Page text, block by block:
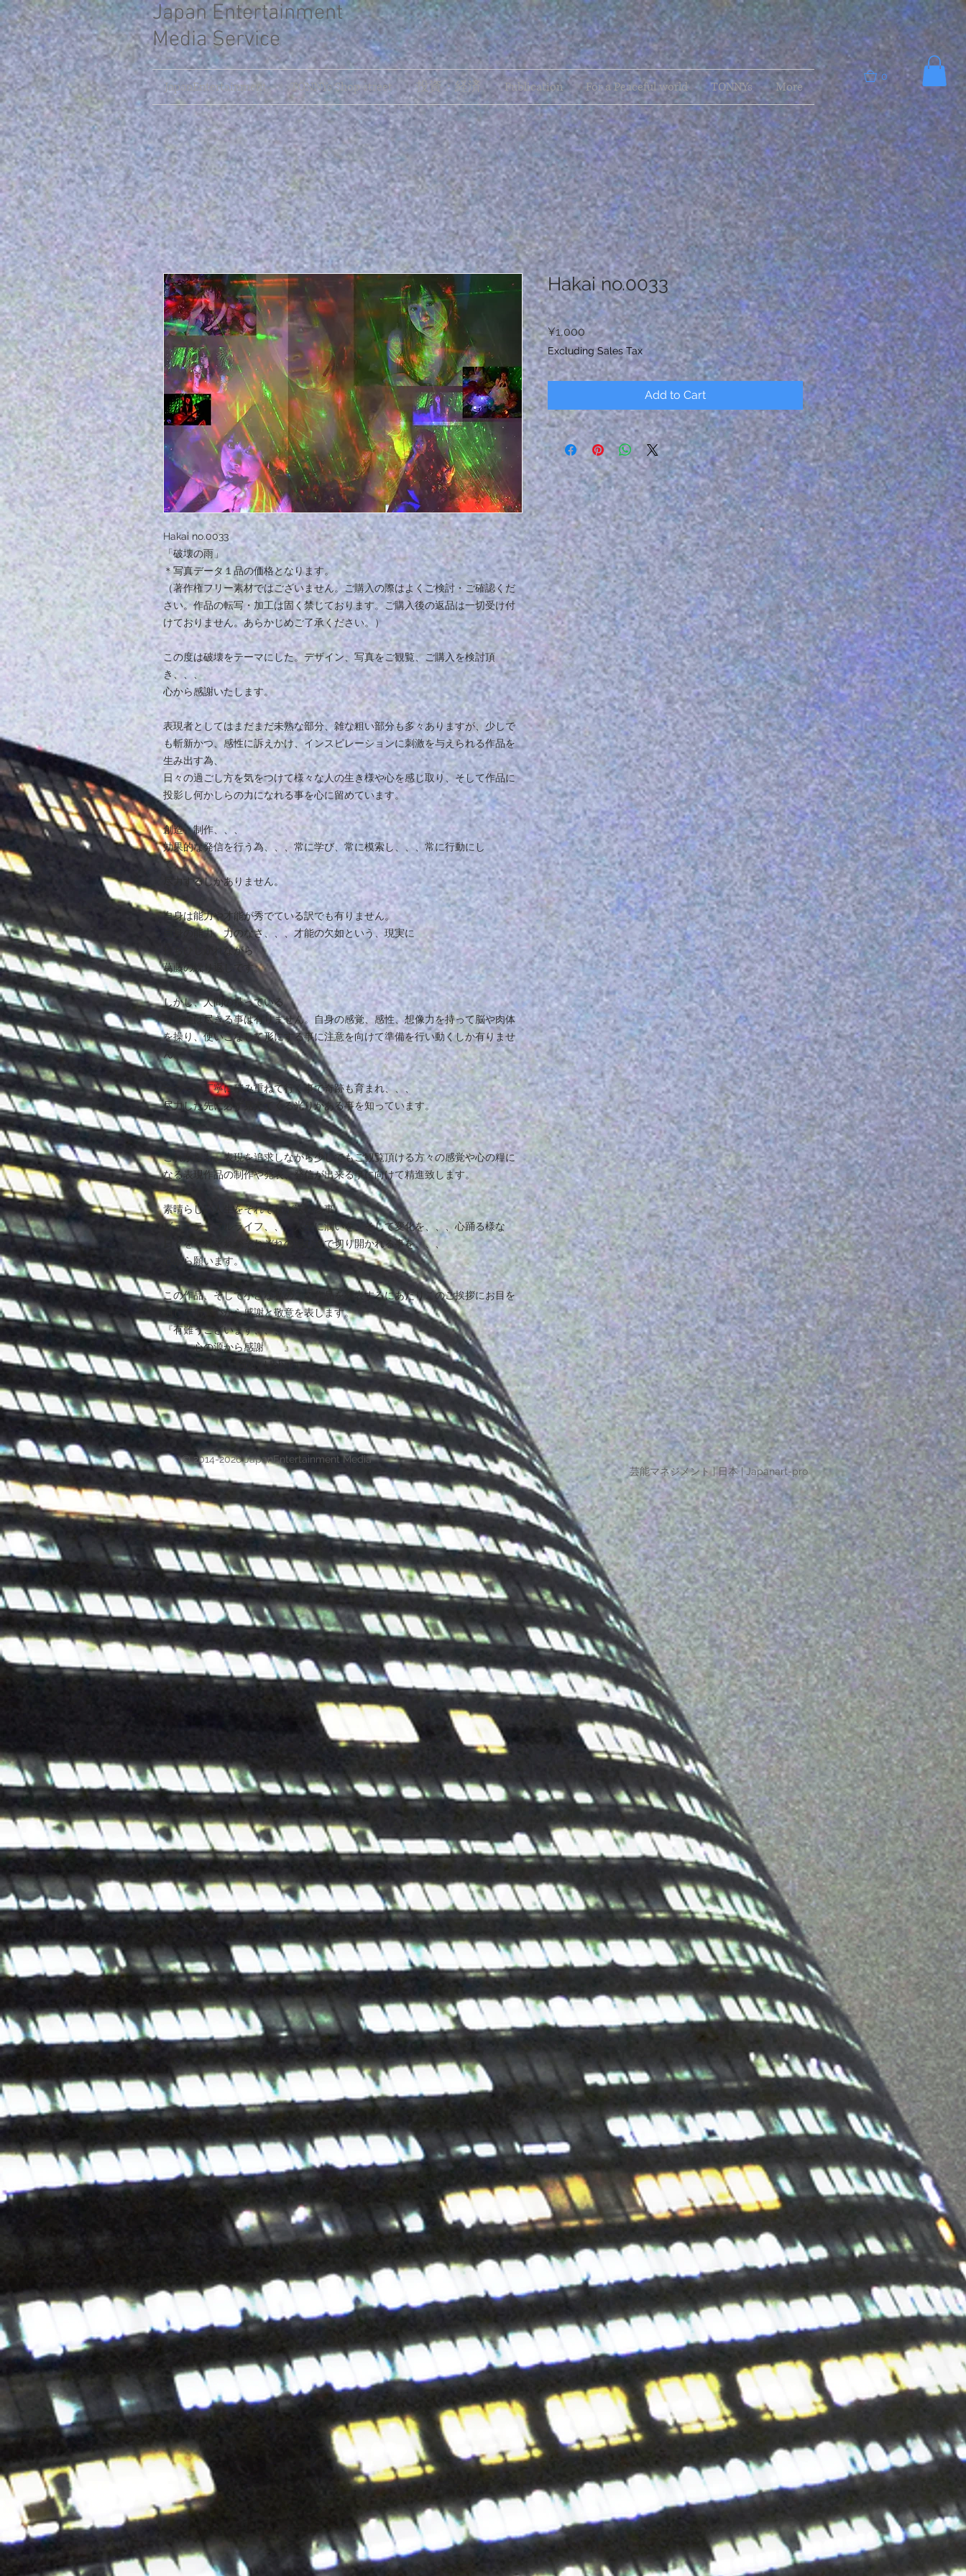
Japan Entertainment
Media Service
JapanEntertainment TONNYs Shop street 投資・経済 Publication For a Peaceful world TONNYs More
0
Hakai no.0033
「破壊の雨」
＊写真データ１品の価格となります。
（著作権フリー素材ではございません。ご購入の際はよくご検討・ご確認くだ
さい。作品の転写・加工は固く禁じております。ご購入後の返品は一切受け付
けておりません。あらかじめご了承ください。）
この度は破壊をテーマにした。デザイン、写真をご観覧、ご購入を検討頂
き、、、
心から感謝いたします。
表現者としてはまだまだ未熟な部分、雑な粗い部分も多々ありますが、少しで
も斬新かつ、感性に訴えかけ、インスピレーションに刺激を与えられる作品を
生み出す為、
日々の過ごし方を気をつけて様々な人の生き様や心を感じ取り、そして作品に
投影し何かしらの力になれる事を心に留めています。
創造、制作、、、
効果的な発信を行う為、、、常に学び、常に模索し、、、常に行動にし
て、、、
尽力するしかありません。
自身は能力や才能が秀でている訳でも有りません。
自身の能力、力のなさ、、、才能の欠如という、現実に
打ちひしがれながら
葛藤の繰り返しです。
しかし、人間の持っている
可能性は尽きる事は有りません。自身の感覚、感性、想像力を持って脳や肉体
を操り、使いこなして形にする事に注意を向けて準備を行い動くしか有りませ
ん。
一つ一つ丁寧に積み重ねて行く事で奇跡も育まれ、、、
尽力した先に必ず見えてくる光りがある事を知っています。
これからも、表現を追求しながら少しでもご観覧頂ける方々の感覚や心の糧に
なる表現作品の制作や発表、発信が出来る事に向けて精進致します。
素晴らしい人生をそれぞれが送れる事、
ビューティフルライフ、、、人生に潤いを、そして変化を、、、心踊る様な
日々をそれぞれがそれぞれの望む道で切り開かれる事を、、、
心から願います。
この作品、そして小さな私のこの作品を発表するにあたりこのご挨拶にお目を
通して頂き心から感謝と敬意を表します。
『有難うございます、、、。
心の源から感謝 』
Tonny Uehara
Hakai no.0033
¥1,000Price
Excluding Sales Tax
Add to Cart
© 2014-2026 JapanEntertainment Media
芸能マネジメント | 日本 | Japanart-pro